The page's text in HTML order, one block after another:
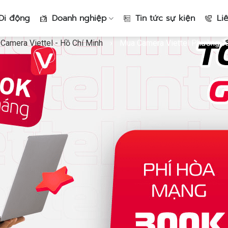
động Doanh nghiệp Tin tức sự kiện
Camera Viettel - Hồ Chí Minh Mua Camera Viettel Phường